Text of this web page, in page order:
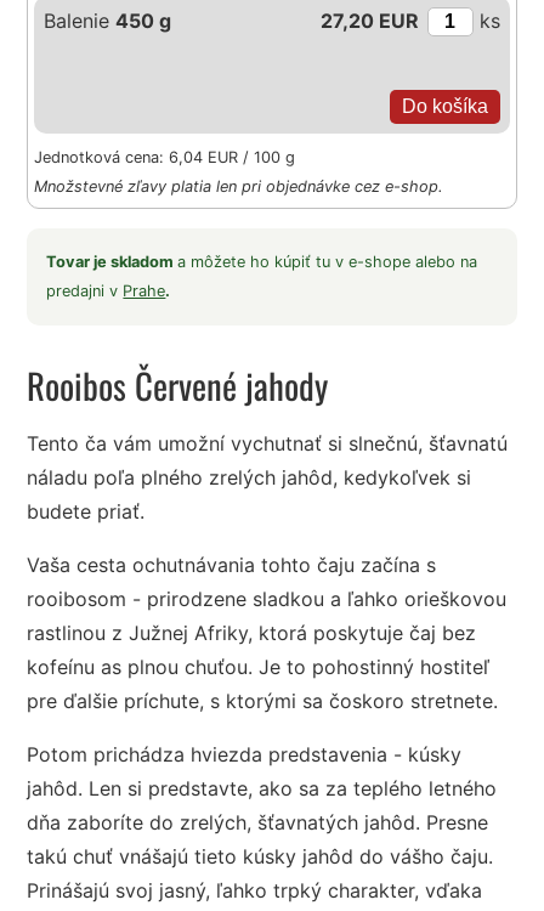
Balenie450 g 27,20 EUR ks
Jednotková cena: 6,04 EUR / 100 g
Množstevné zľavy platia len pri objednávke cez e-shop.
Tovar je skladoma môžete ho kúpiť tu v e-shope alebo na
predajni v Prahe.
Rooibos Červené jahody
Tento ča vám umožní vychutnať si slnečnú, šťavnatú
náladu poľa plného zrelých jahôd, kedykoľvek si
budete priať.
Vaša cesta ochutnávania tohto čaju začína s
rooibosom - prirodzene sladkou a ľahko orieškovou
rastlinou z Južnej Afriky, ktorá poskytuje čaj bez
kofeínu as plnou chuťou. Je to pohostinný hostiteľ
pre ďalšie príchute, s ktorými sa čoskoro stretnete.
Potom prichádza hviezda predstavenia - kúsky
jahôd. Len si predstavte, ako sa za teplého letného
dňa zaboríte do zrelých, šťavnatých jahôd. Presne
takú chuť vnášajú tieto kúsky jahôd do vášho čaju.
Prinášajú svoj jasný, ľahko trpký charakter, vďaka